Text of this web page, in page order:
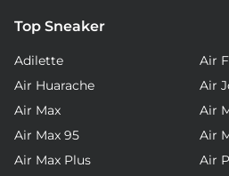
Top Sneaker
Adilette
Air
Air Huarache
Air
Air Max
Air
Air Max 95
Air
Air Max Plus
Air